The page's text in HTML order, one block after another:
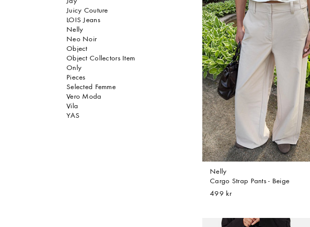
Juicy Couture
LOIS Jeans
Nelly
Neo Noir
Object
Object Collectors Item
Only
Pieces
Selected Femme
Vero Moda
Vila
YAS
Nelly
Cargo Strap Pants - Beige
499 kr